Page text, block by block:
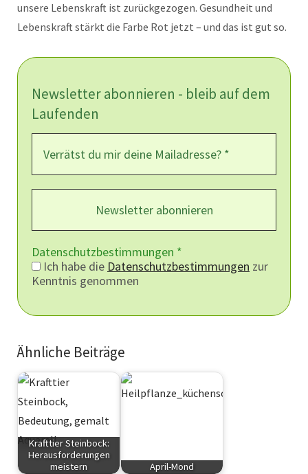
unsere Lebenskraft ist zurückgezogen. Gesundheit und
Lebenskraft stärkt die Farbe Rot jetzt – und das ist gut so.
Newsletter abonnieren - bleib auf dem
Laufenden
Datenschutzbestimmungen *
Ich habe die Datenschutzbestimmungen zur
Kenntnis genommen
Ähnliche Beiträge
Krafttier Steinbock:
Herausforderungen
meistern
April-Mond